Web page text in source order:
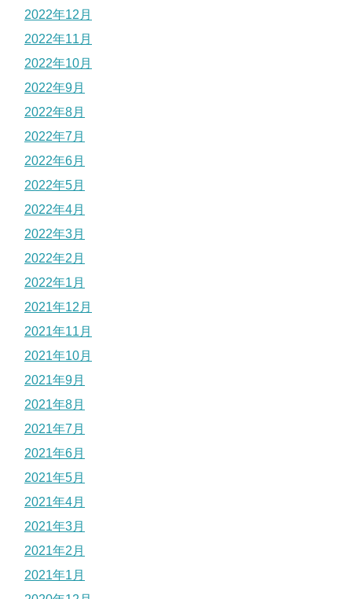
2022年12月
2022年11月
2022年10月
2022年9月
2022年8月
2022年7月
2022年6月
2022年5月
2022年4月
2022年3月
2022年2月
2022年1月
2021年12月
2021年11月
2021年10月
2021年9月
2021年8月
2021年7月
2021年6月
2021年5月
2021年4月
2021年3月
2021年2月
2021年1月